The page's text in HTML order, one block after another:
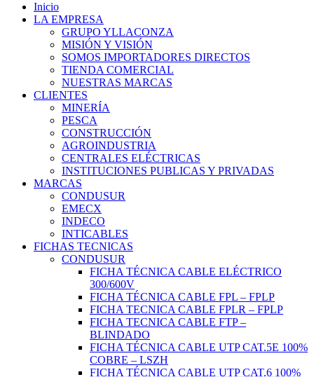
Inicio
LA EMPRESA
GRUPO YLLACONZA
MISIÓN Y VISIÓN
SOMOS IMPORTADORES DIRECTOS
TIENDA COMERCIAL
NUESTRAS MARCAS
CLIENTES
MINERÍA
PESCA
CONSTRUCCIÓN
AGROINDUSTRIA
CENTRALES ELÉCTRICAS
INSTITUCIONES PUBLICAS Y PRIVADAS
MARCAS
CONDUSUR
EMECX
INDECO
INTICABLES
FICHAS TECNICAS
CONDUSUR
FICHA TÉCNICA CABLE ELÉCTRICO
300/600V
FICHA TÉCNICA CABLE FPL – FPLP
FICHA TECNICA CABLE FPLR – FPLP
FICHA TECNICA CABLE FTP –
BLINDADO
FICHA TÉCNICA CABLE UTP CAT.5E 100%
COBRE – LSZH
FICHA TÉCNICA CABLE UTP CAT.6 100%